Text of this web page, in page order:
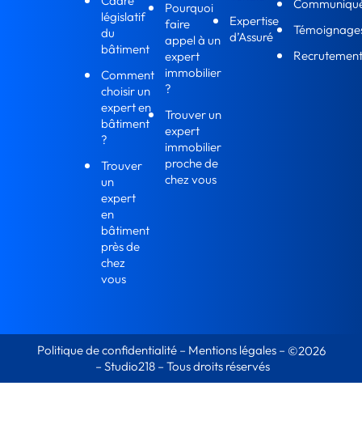
législatif
du
bâtiment
Comment
choisir un
expert en
bâtiment
?
Trouver
un
expert
en
bâtiment
près de
chez
vous
Pourquoi
faire
appel à un
expert
immobilier
?
Trouver un
expert
immobilier
proche de
chez vous
Expertise
d’Assuré
Politique de confidentialité – Mentions légales– ©2026
– Studio218– Tous droits réservés